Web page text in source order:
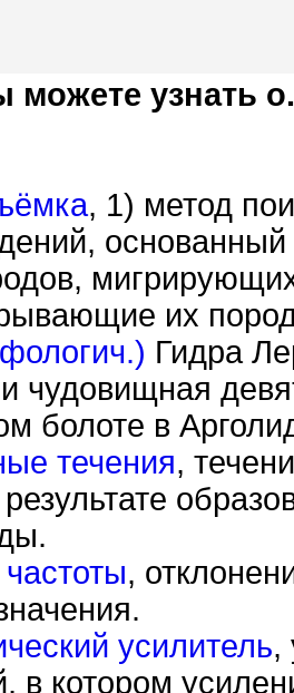
можете узнать
, 1) метод
их
Гидра
чудовищная
болоте в
течения,
,
усилитель,
в котором